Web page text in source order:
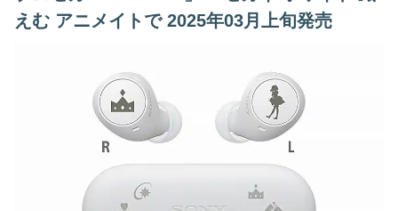
えむ アニメイトで 2025年03月上旬発売